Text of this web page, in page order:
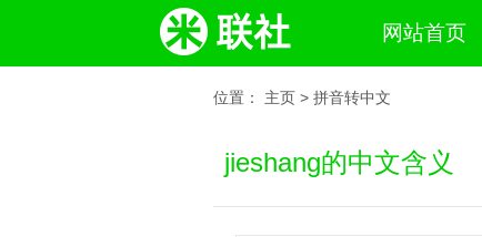
网站首页
位置： 主页 > 拼音转中文
jieshang的中文含义